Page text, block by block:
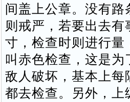
间盖上公章。没有
则戒严，若要出去
寸，检查时则进行
叫赤色检查，这是
敌人破坏，基本上
都去检查。另外，